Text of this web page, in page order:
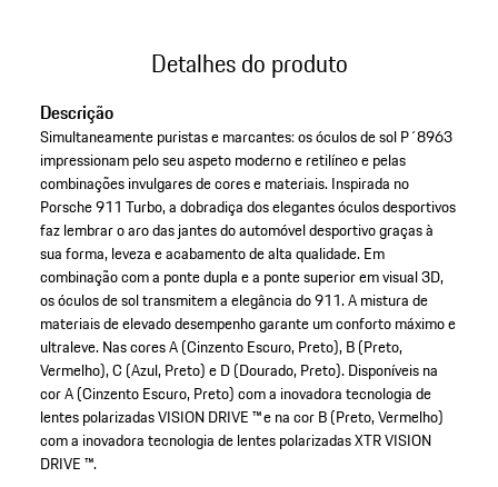
Detalhes do produto
Descrição
Simultaneamente puristas e marcantes: os óculos de sol P´8963
impressionam pelo seu aspeto moderno e retilíneo e pelas
combinações invulgares de cores e materiais. Inspirada no
Porsche 911 Turbo, a dobradiça dos elegantes óculos desportivos
faz lembrar o aro das jantes do automóvel desportivo graças à
sua forma, leveza e acabamento de alta qualidade. Em
combinação com a ponte dupla e a ponte superior em visual 3D,
os óculos de sol transmitem a elegância do 911. A mistura de
materiais de elevado desempenho garante um conforto máximo e
ultraleve. Nas cores A (Cinzento Escuro, Preto), B (Preto,
Vermelho), C (Azul, Preto) e D (Dourado, Preto). Disponíveis na
cor A (Cinzento Escuro, Preto) com a inovadora tecnologia de
lentes polarizadas VISION DRIVE ™ e na cor B (Preto, Vermelho)
com a inovadora tecnologia de lentes polarizadas XTR VISION
DRIVE ™.